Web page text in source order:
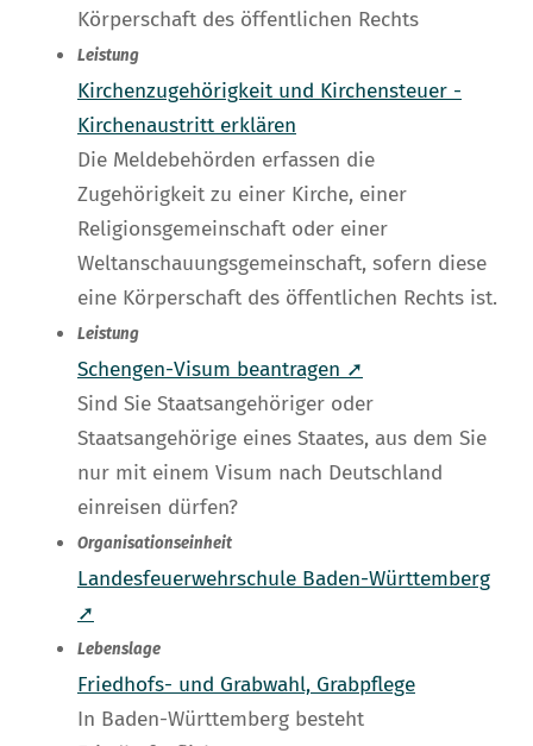
Körperschaft des öffentlichen Rechts
Leistung
Kirchenzugehörigkeit und Kirchensteuer -
Kirchenaustritt erklären
Die Meldebehörden erfassen die
Zugehörigkeit zu einer Kirche, einer
Religionsgemeinschaft oder einer
Weltanschauungsgemeinschaft, sofern diese
eine Körperschaft des öffentlichen Rechts ist.
Leistung
Schengen-Visum beantragen ➚
Sind Sie Staatsangehöriger oder
Staatsangehörige eines Staates, aus dem Sie
nur mit einem Visum nach Deutschland
einreisen dürfen?
Organisationseinheit
Landesfeuerwehrschule Baden-Württemberg
➚
Lebenslage
Friedhofs- und Grabwahl, Grabpflege
In Baden-Württemberg besteht